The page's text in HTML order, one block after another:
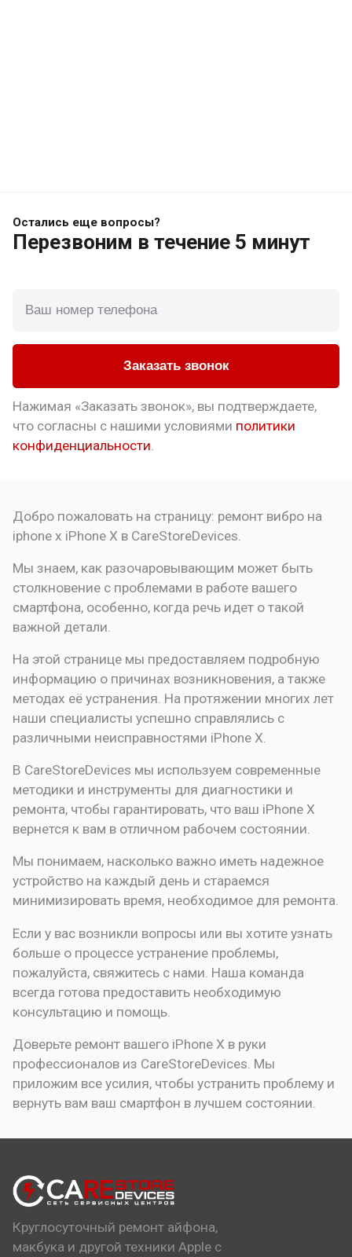
Остались еще вопросы?
Перезвоним в течение 5 минут
Заказать звонок
Нажимая «Заказать звонок», вы подтверждаете,
что согласны с нашими условиями политики
конфиденциальности
Добро пожаловать на страницу: ремонт вибро на
iphone x iPhone X в CareStoreDevices.
Мы знаем, как разочаровывающим может быть
столкновение с проблемами в работе вашего
смартфона, особенно, когда речь идет о такой
важной детали.
На этой странице мы предоставляем подробную
информацию о причинах возникновения, а также
методах её устранения. На протяжении многих лет
наши специалисты успешно справлялись с
различными неисправностями iPhone X.
В CareStoreDevices мы используем современные
методики и инструменты для диагностики и
ремонта, чтобы гарантировать, что ваш iPhone X
вернется к вам в отличном рабочем состоянии.
Мы понимаем, насколько важно иметь надежное
устройство на каждый день и стараемся
минимизировать время, необходимое для ремонта.
Если у вас возникли вопросы или вы хотите узнать
больше о процессе устранение проблемы,
пожалуйста, свяжитесь с нами. Наша команда
всегда готова предоставить необходимую
консультацию и помощь.
Доверьте ремонт вашего iPhone X в руки
профессионалов из CareStoreDevices. Мы
приложим все усилия, чтобы устранить проблему и
вернуть вам ваш смартфон в лучшем состоянии.
Круглосуточный ремонт айфона,
макбука и другой техники Apple с